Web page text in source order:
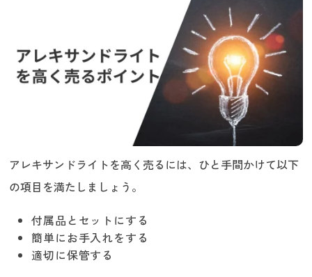
アレキサンドライトを高く売るには、ひと手間かけて以下
の項目を満たしましょう。
付属品とセットにする
簡単にお手入れをする
適切に保管する